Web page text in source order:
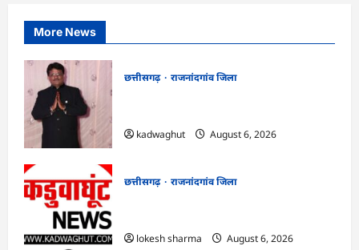
More News
छत्तीसगढ़
राजनांदगांव जिला
kadwaghut
August 6, 2026
छत्तीसगढ़
राजनांदगांव जिला
lokesh sharma
August 6, 2026